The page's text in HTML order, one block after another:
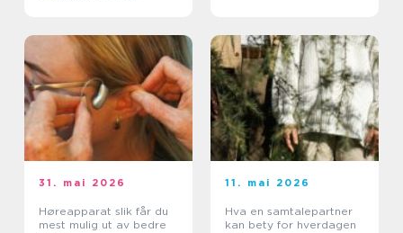
31. mai 2026
Høreapparat slik får du
mest mulig ut av bedre
11. mai 2026
Hva en samtalepartner
kan bety for hverdagen